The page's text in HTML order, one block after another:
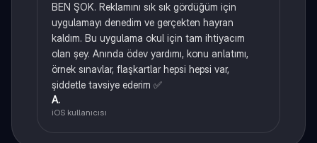
BEN ŞOK. Reklamını sık sık gördüğüm için
uygulamayı denedim ve gerçekten hayran
kaldım. Bu uygulama okul için tam ihtiyacım
olan şey. Anında ödev yardımı, konu anlatımı,
örnek sınavlar, flaşkartlar hepsi hepsi var,
şiddetle tavsiye ederim ✅
A.
iOS kullanıcısı